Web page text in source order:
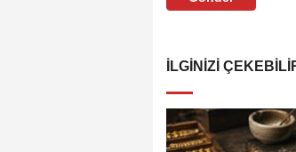
İLGINIZI